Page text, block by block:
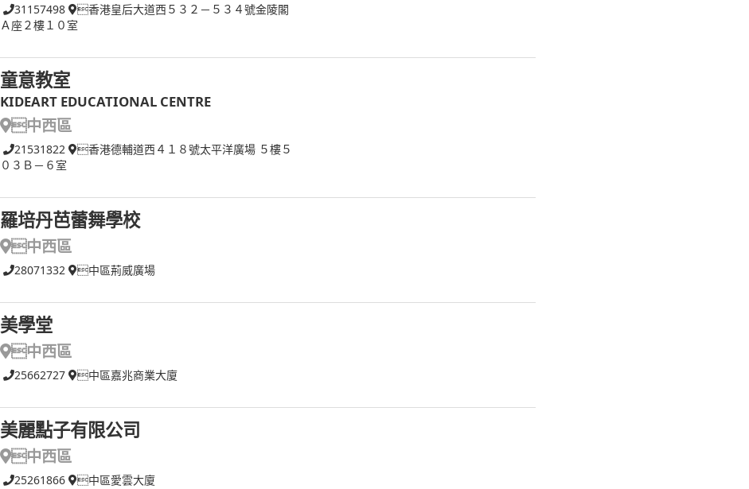
31157498
香港皇后大道西５３２－５３４號金陵閣
Ａ座２樓１０室
童意教室
KIDEART EDUCATIONAL CENTRE
中西區
21531822
香港德輔道西４１８號太平洋廣場 ５樓５
０３Ｂ－６室
羅培丹芭蕾舞學校
中西區
28071332 中區荊威廣場
美學堂
中西區
25662727 中區嘉兆商業大廈
美麗點子有限公司
中西區
25261866 中區愛雲大廈